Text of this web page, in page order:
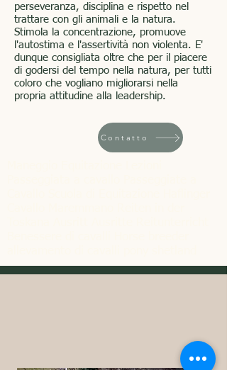
perseveranza, disciplina e rispetto nel
trattare con gli animali e la natura.
Stimola la concentrazione, promuove
l'autostima e l'assertività non violenta. E'
dunque consigliata oltre che per il piacere
di godersi del tempo nella natura, per tutti
coloro che vogliano migliorarsi nella
propria attitudine alla leadership.
Contatto